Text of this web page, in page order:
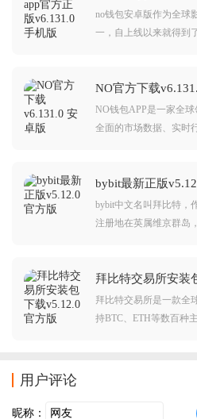
no钱包安卓版作为全球
一，自上线以来就得到
等，满足用户们的各种
NO官方下载
NO钱包APP是一家全
全面的市场数据、实时
bybit最新正版
bybit中文名叫拜比特，
注册地在英属维京群岛
筹备后创办 Bybit 交易
拜比特交易所安装
拜比特交易所是一款全
持BTC、ETH等数百种
用户评论
昵称：